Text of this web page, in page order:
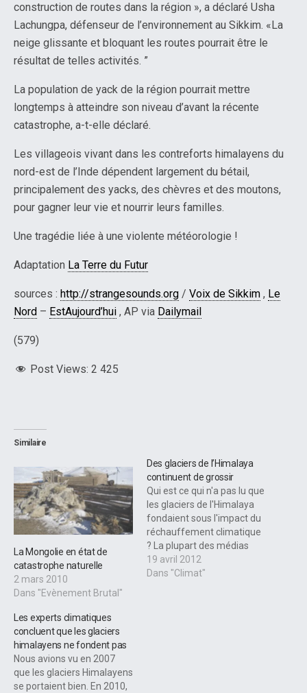
construction de routes dans la région », a déclaré Usha
Lachungpa, défenseur de l’environnement au Sikkim. «La
neige glissante et bloquant les routes pourrait être le
résultat de telles activités. ”
La population de yack de la région pourrait mettre
longtemps à atteindre son niveau d’avant la récente
catastrophe, a-t-elle déclaré.
Les villageois vivant dans les contreforts himalayens du
nord-est de l’Inde dépendent largement du bétail,
principalement des yacks, des chèvres et des moutons,
pour gagner leur vie et nourrir leurs familles.
Une tragédie liée à une violente météorologie !
Adaptation La Terre du Futur
sources : http://strangesounds.org / Voix de Sikkim , Le
Nord – EstAujourd’hui , AP via Dailymail
(579)
Post Views: 2 425
Similaire
La Mongolie en état de
catastrophe naturelle
2 mars 2010
Dans "Evènement Brutal"
Des glaciers de l’Himalaya
continuent de grossir
Qui est ce qui n'a pas lu que
les glaciers de l'Himalaya
fondaient sous l'impact du
réchauffement climatique
? La plupart des médias
reprennent régulièrement
ce genre d'informations
19 avril 2012
Dans "Climat"
Les experts climatiques
concluent que les glaciers
himalayens ne fondent pas
Nous avions vu en 2007
que les glaciers Himalayens
se portaient bien. En 2010,